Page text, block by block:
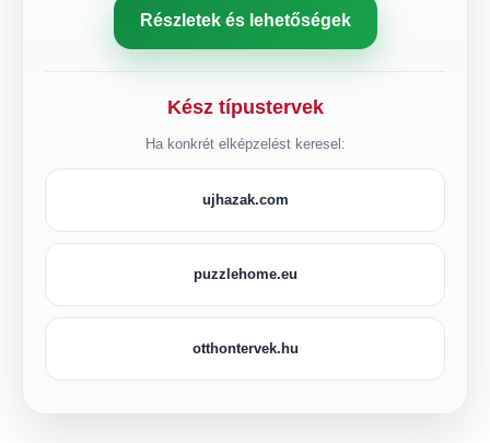
Részletek és lehetőségek
Kész típustervek
Ha konkrét elképzelést keresel:
ujhazak.com
puzzlehome.eu
otthontervek.hu